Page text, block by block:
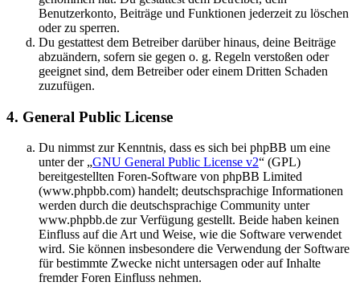
Benutzerkonto, Beiträge und Funktionen jederzeit zu löschen
oder zu sperren.
Du gestattest dem Betreiber darüber hinaus, deine Beiträge
abzuändern, sofern sie gegen o. g. Regeln verstoßen oder
geeignet sind, dem Betreiber oder einem Dritten Schaden
zuzufügen.
4. General Public License
Du nimmst zur Kenntnis, dass es sich bei phpBB um eine
unter der „GNU General Public License v2“ (GPL)
bereitgestellten Foren-Software von phpBB Limited
(www.phpbb.com) handelt; deutschsprachige Informationen
werden durch die deutschsprachige Community unter
www.phpbb.de zur Verfügung gestellt. Beide haben keinen
Einfluss auf die Art und Weise, wie die Software verwendet
wird. Sie können insbesondere die Verwendung der Software
für bestimmte Zwecke nicht untersagen oder auf Inhalte
fremder Foren Einfluss nehmen.